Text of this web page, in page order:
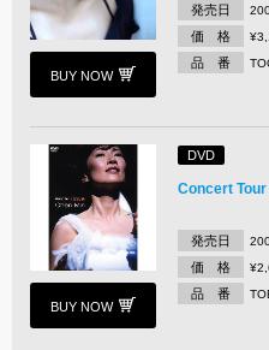
BUY NOW
発売日
価 格
品 番
BUY NOW
DVD
Concert
発売日
価 格
品 番